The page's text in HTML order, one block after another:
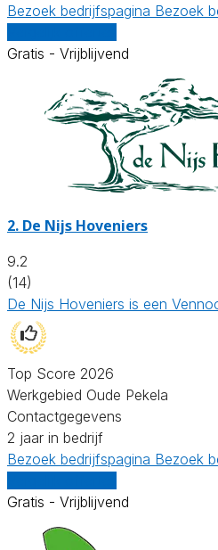
Bezoek bedrijfspagina Bezoek
Gratis - Vrijblijvend
2. De Nijs Hoveniers
9.2
(14)
De Nijs Hoveniers is een
Top Score 2026
Werkgebied Oude Pekela
Contactgegevens
2 jaar in bedrijf
Bezoek bedrijfspagina Bezoek
Gratis - Vrijblijvend